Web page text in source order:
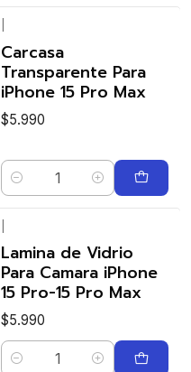
Carcasa
Transparente Para
iPhone 15 Pro Max
$5.990
Cantidad
Lamina de Vidrio
Para Camara iPhone
15 Pro-15 Pro Max
$5.990
Cantidad